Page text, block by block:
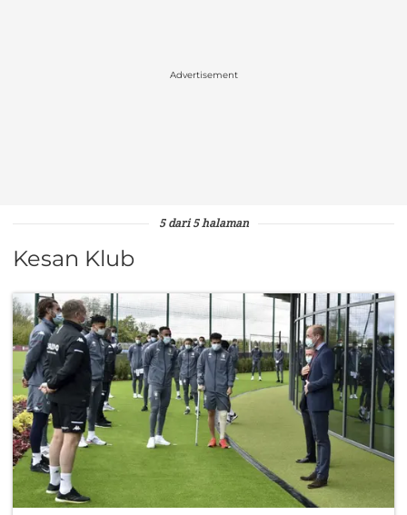
Advertisement
5 dari 5 halaman
Kesan Klub